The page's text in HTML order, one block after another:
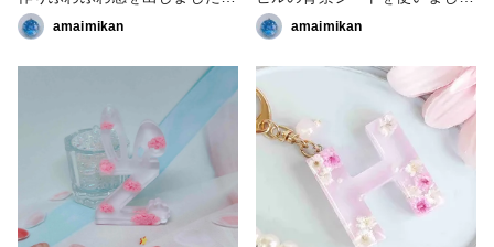
#アンバサダー作品 #アルフ
ァベットモールド #雲レジン #
クロコちゃんレシピ
amaimikan
た。 #アンバサダー #はじめ
ての投稿 #雲 #空 #アルフ
ァベットモールド
amaimikan